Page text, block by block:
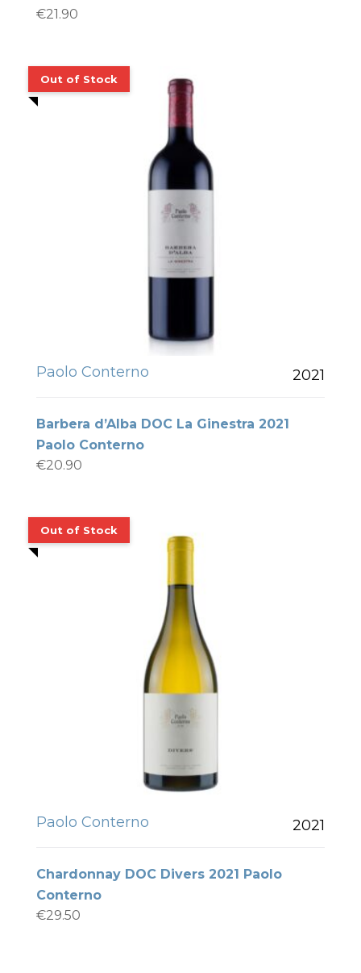
€21.90
Paolo Conterno 2021
Barbera d’Alba DOC La Ginestra 2021
Paolo Conterno
€20.90
Paolo Conterno 2021
Chardonnay DOC Divers 2021 Paolo
Conterno
€29.50